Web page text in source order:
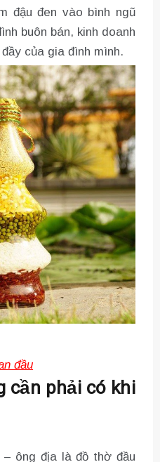
đậu đen vào bình ngũ
buôn bán, kinh doanh
của gia đình mình.
đầu
cần phải có khi
ông địa là đồ thờ đầu